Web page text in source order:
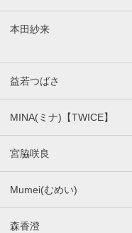
本田紗来
益若つばさ
MINA(ミナ)【TWICE】
宮脇咲良
Mumei(むめい)
森香澄